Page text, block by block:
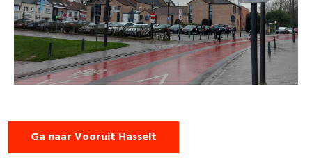
Ga naar Vooruit Hasselt